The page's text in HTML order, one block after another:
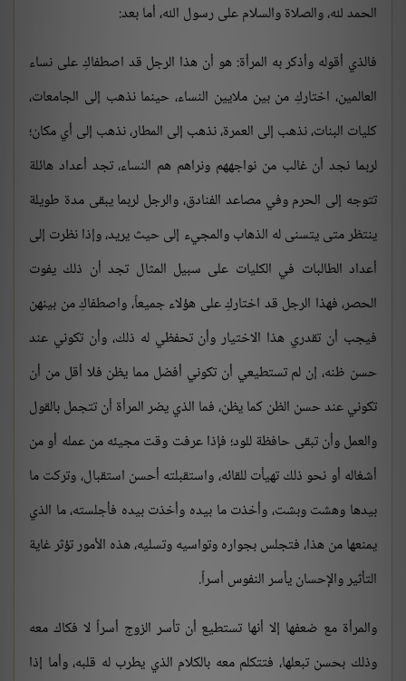
الحمد لله، والصلاة والسلام على رسول الله، أما بعد:
فالذي أقوله وأذكر به المرأة: هو أن هذا الرجل قد اصطفاكِ على نساء
العالمين، اختاركِ من بين ملايين النساء، حينما نذهب إلى الجامعات،
كليات البنات، نذهب إلى العمرة، نذهب إلى المطار، نذهب إلى أي مكان؛
لربما نجد أن غالب من نواجههم ونراهم هم النساء، تجد أعداد هائلة
تتوجه إلى الحرم وفي مصاعد الفنادق، والرجل لربما يبقى مدة طويلة
ينتظر متى يتسنى له الذهاب والمجيء إلى حيث يريد، وإذا نظرت إلى
أعداد الطالبات في الكليات على سبيل المثال تجد أن ذلك يفوت
الحصر، فهذا الرجل قد اختاركِ على هؤلاء جميعاً، واصطفاكِ من بينهن
فيجب أن تقدري هذا الاختيار وأن تحفظي له ذلك، وأن تكوني عند
حسن ظنه، إن لم تستطيعي أن تكوني أفضل مما يظن فلا أقل من أن
تكوني عند حسن الظن كما يظن، فما الذي يضر المرأة أن تتجمل بالقول
والعمل وأن تبقى حافظة للود؛ فإذا عرفت وقت مجيئه من عمله أو من
أشغاله أو نحو ذلك تهيأت للقائه، واستقبلته أحسن استقبال، وتركت ما
بيدها وهشت وبشت، وأخذت ما بيده وأخذت بيده فأجلسته، ما الذي
يمنعها من هذا، فتجلس بجواره وتواسيه وتسليه، هذه الأمور تؤثر غاية
التأثير والإحسان يأسر النفوس أسراً.
والمرأة مع ضعفها إلا أنها تستطيع أن تأسر الزوج أسراً لا فكاك معه
وذلك بحسن تبعلها، فتتكلم معه بالكلام الذي يطرب له قلبه، وأما إذا